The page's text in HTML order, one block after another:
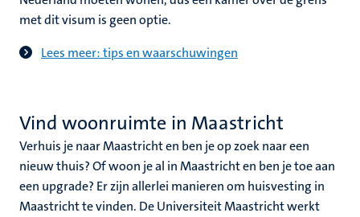
met dit visum is geen optie.
Lees meer: tips en waarschuwingen
Vind woonruimte in Maastricht
Verhuis je naar Maastricht en ben je op zoek naar een
nieuw thuis? Of woon je al in Maastricht en ben je toe aan
een upgrade? Er zijn allerlei manieren om huisvesting in
Maastricht te vinden. De Universiteit Maastricht werkt